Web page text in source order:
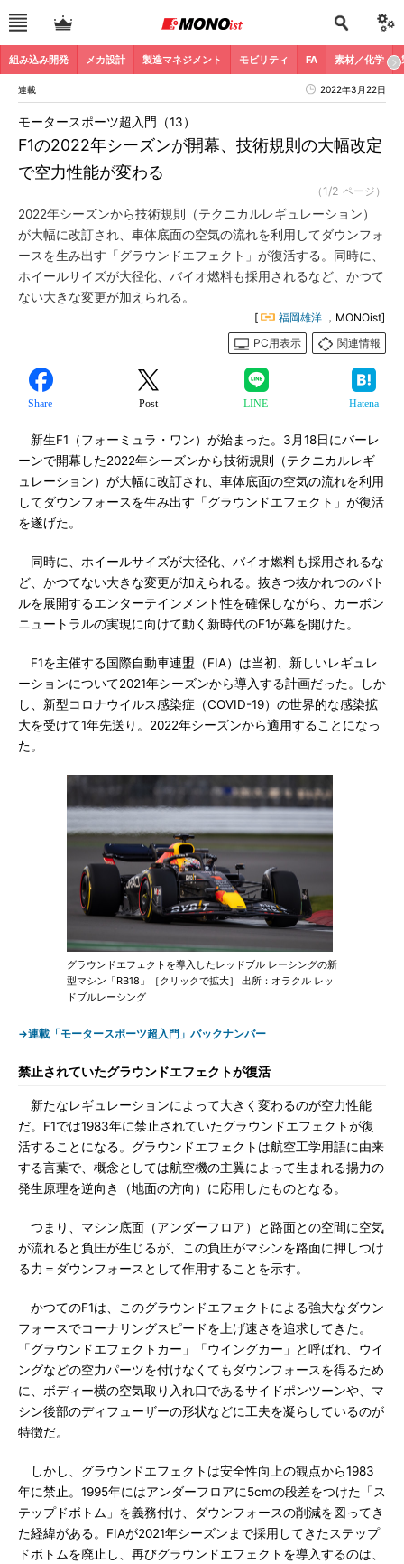
組み込み開発 メカ設計 製造マネジメント モビリティ FA 素材／化学
連載 2022年3月22日
F1の2022年シーズンが開幕、技術規則の大幅改定
で空力性能が変わる
モータースポーツ超入門（13）
（1/2 ページ）
2022年シーズンから技術規則（テクニカルレギュレーション）
が大幅に改訂され、車体底面の空気の流れを利用してダウンフォ
ースを生み出す「グラウンドエフェクト」が復活する。同時に、
ホイールサイズが大径化、バイオ燃料も採用されるなど、かつて
ない大きな変更が加えられる。
[ 福岡雄洋 ，MONOist]
PC用表示
関連情報
Share Post LINE Hatena
新生F1（フォーミュラ・ワン）が始まった。3月18日にバーレ
ーンで開幕した2022年シーズンから技術規則（テクニカルレギ
ュレーション）が大幅に改訂され、車体底面の空気の流れを利用
してダウンフォースを生み出す「グラウンドエフェクト」が復活
を遂げた。
同時に、ホイールサイズが大径化、バイオ燃料も採用されるな
ど、かつてない大きな変更が加えられる。抜きつ抜かれつのバト
ルを展開するエンターテインメント性を確保しながら、カーボン
ニュートラルの実現に向けて動く新時代のF1が幕を開けた。
F1を主催する国際自動車連盟（FIA）は当初、新しいレギュレ
ーションについて2021年シーズンから導入する計画だった。しか
し、新型コロナウイルス感染症（COVID-19）の世界的な感染拡
大を受けて1年先送り。2022年シーズンから適用することになっ
た。
グラウンドエフェクトを導入したレッドブル レーシングの新
型マシン「RB18」［クリックで拡大］ 出所：オラクル レッ
ドブルレーシング
→連載「モータースポーツ超入門」バックナンバー
禁止されていたグラウンドエフェクトが復活
新たなレギュレーションによって大きく変わるのが空力性能
だ。F1では1983年に禁止されていたグラウンドエフェクトが復
活することになる。グラウンドエフェクトは航空工学用語に由来
する言葉で、概念としては航空機の主翼によって生まれる揚力の
発生原理を逆向き（地面の方向）に応用したものとなる。
つまり、マシン底面（アンダーフロア）と路面との空間に空気
が流れると負圧が生じるが、この負圧がマシンを路面に押しつけ
る力＝ダウンフォースとして作用することを示す。
かつてのF1は、このグラウンドエフェクトによる強大なダウン
フォースでコーナリングスピードを上げ速さを追求してきた。
「グラウンドエフェクトカー」「ウイングカー」と呼ばれ、ウイ
ングなどの空力パーツを付けなくてもダウンフォースを得るため
に、ボディー横の空気取り入れ口であるサイドポンツーンや、マ
シン後部のディフューザーの形状などに工夫を凝らしているのが
特徴だ。
しかし、グラウンドエフェクトは安全性向上の観点から1983
年に禁止。1995年にはアンダーフロアに5cmの段差をつけた「ス
テップドボトム」を義務付け、ダウンフォースの削減を図ってき
た経緯がある。FIAが2021年シーズンまで採用してきたステップ
ドボトムを廃止し、再びグラウンドエフェクトを導入するのは、